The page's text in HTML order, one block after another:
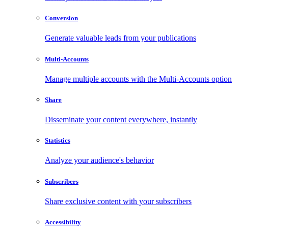
Conversion
Generate valuable leads from your publications
Multi-Accounts
Manage multiple accounts with the Multi-Accounts option
Share
Disseminate your content everywhere, instantly
Statistics
Analyze your audience's behavior
Subscribers
Share exclusive content with your subscribers
Accessibility